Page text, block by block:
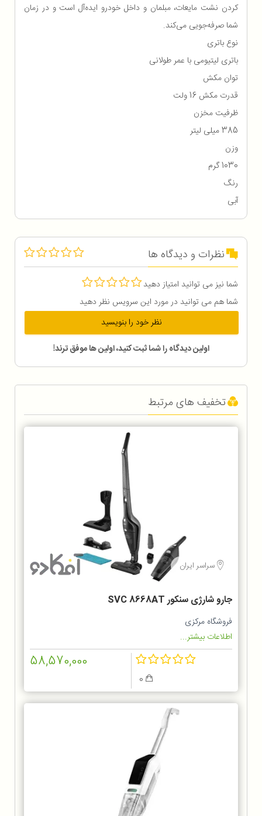
کردن نشت مایعات، مبلمان و داخل خودرو ایده‌آل است و در زمان
شما صرفه‌جویی می‌کند.
نوع باتری
باتری لیتیومی با عمر طولانی
توان مکش
قدرت مکش 16 ولت
ظرفیت مخزن
385 میلی لیتر
وزن
1030 گرم
رنگ
آبی
نظرات و دیدگاه ها
شما نیز می توانید امتیاز دهید
شما هم می توانید در مورد این سرویس نظر دهید
نظر خود را بنویسید
اولین دیدگاه را شما ثبت کنید، اولین ها موفق ترند!
تخفیف های مرتبط
سراسر ایران
جارو شارژی سنکور SVC 8668AT
فروشگاه مرکزی
اطلاعات بیشتر...
58,570,000